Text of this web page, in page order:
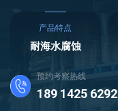
产品特点
耐海水腐蚀
预约考察热线
189 1425 6292